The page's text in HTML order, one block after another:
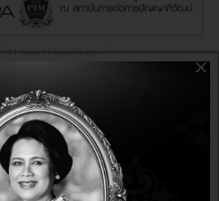
11 years 11 months ago
นที่ 10-11 ตุลาคม 2557 สถาบันการ
×